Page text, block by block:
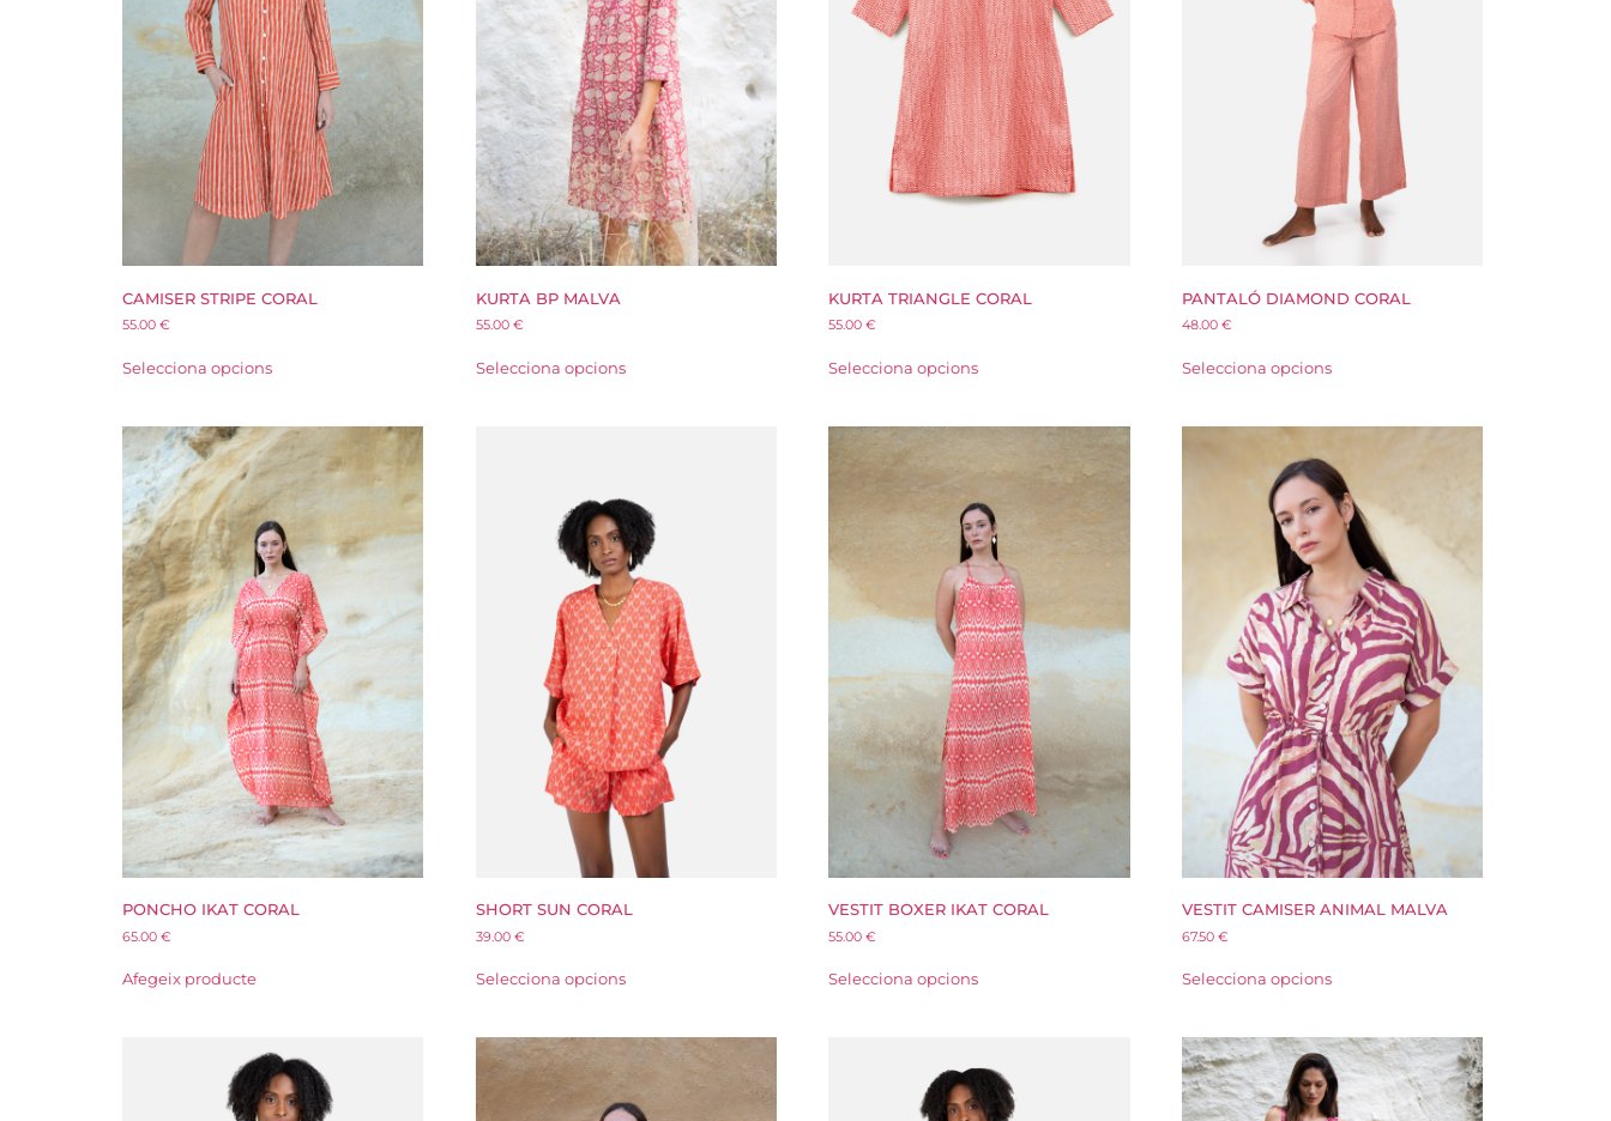
CAMISER STRIPE CORAL
55.00 €
Selecciona opcions
KURTA BP MALVA
55.00 €
Selecciona opcions
KURTA TRIANGLE CORAL
55.00€
Selecciona opcions
PANTALÓ DIAMOND CORAL
48.00€
Selecciona opcions
PONCHO IKAT CORAL
65.00 €
Afegeix producte
SHORT SUN CORAL
39.00 €
Selecciona opcions
VESTIT BOXER IKAT CORAL
55.00€
Selecciona opcions
VESTIT CAMISER ANIMAL MALVA
67.50€
Selecciona opcions